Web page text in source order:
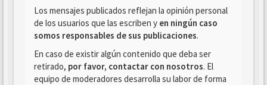
Los mensajes publicados reflejan la opinión personal
de los usuarios que las escriben y en ningún caso
somos responsables de sus publicaciones.
En caso de existir algún contenido que deba ser
retirado, por favor, contactar con nosotros. El
equipo de moderadores desarrolla su labor de forma